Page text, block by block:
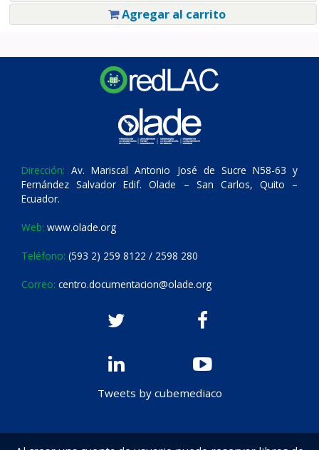
Agregar al carrito
Dirección: Av. Mariscal Antonio José de Sucre N58-63 y
Fernández Salvador Edif. Olade – San Carlos, Quito –
Ecuador.
Web: www.olade.org
Teléfono: (593 2) 259 8122 / 2598 280
Correo: centro.documentacion@olade.org
Tweets by cubemediaco